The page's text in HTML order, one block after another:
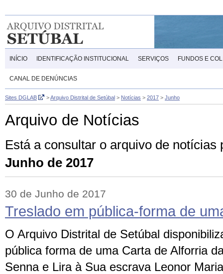
INÍCIO IDENTIFICAÇÃO INSTITUCIONAL SERVIÇOS FUNDOS E
CANAL DE DENÚNCIAS
Sites DGLAB >Arquivo Distrital de Setúbal > Notícias > 2017 > Junho
Arquivo de Notícias
Está a consultar o arquivo de notícias
Junho de 2017
30 de Junho de 2017
Treslado em pública-forma de
O Arquivo Distrital de Setúbal
pública forma de uma Carta de Alforria
Senna e Lira à Sua escrava Leonor